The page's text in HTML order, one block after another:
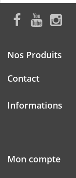
Nos Produits
Contact
Informations
Mon compte